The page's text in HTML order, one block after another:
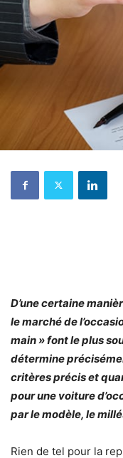
D’une certaine
le marché de
main » font le plus
détermine
critères précis et
pour une voiture
par le modèle, le
Rien de tel pour la